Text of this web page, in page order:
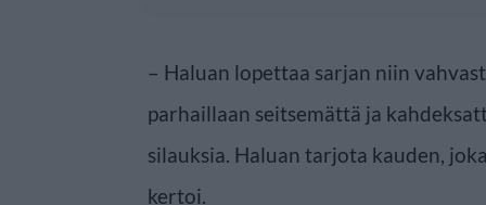
– Haluan lopettaa sarjan niin
parhaillaan seitsemättä ja
silauksia. Haluan tarjota kauden,
kertoi.